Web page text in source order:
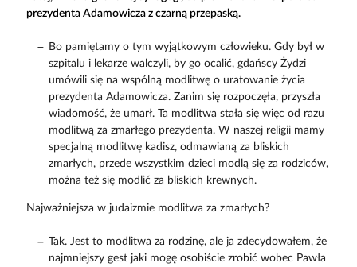
prezydenta Adamowicza z czarną przepaską.
Bo pamiętamy o tym wyjątkowym człowieku. Gdy był w
szpitalu i lekarze walczyli, by go ocalić, gdańscy Żydzi
umówili się na wspólną modlitwę o uratowanie życia
prezydenta Adamowicza. Zanim się rozpoczęła, przyszła
wiadomość, że umarł. Ta modlitwa stała się więc od razu
modlitwą za zmarłego prezydenta. W naszej religii mamy
specjalną modlitwę kadisz, odmawianą za bliskich
zmarłych, przede wszystkim dzieci modlą się za rodziców,
można też się modlić za bliskich krewnych.
Najważniejsza w judaizmie modlitwa za zmarłych?
Tak. Jest to modlitwa za rodzinę, ale ja zdecydowałem, że
najmniejszy gest jaki mogę osobiście zrobić wobec Pawła